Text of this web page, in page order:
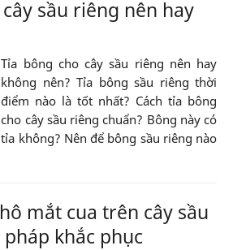
sầu riêng nên hay
Tỉa bông cho cây sầu riêng nên hay
không nên? Tỉa bông sầu riêng thời
điểm nào là tốt nhất? Cách tỉa bông
cho cây sầu riêng chuẩn? Bông này có
tỉa không? Nên để bông sầu riêng nào
mắt cua trên cây sầu
khắc phục